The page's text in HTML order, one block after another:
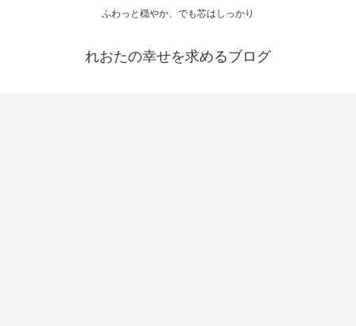
ふわっと穏やか、でも芯はしっかり
れおたの幸せを求めるブログ